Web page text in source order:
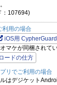
：107694)
利用の場合
iOS用
マケが同梱されて
ードの仕方
リでご利用の場合
はデジケット